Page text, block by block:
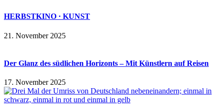
HERBSTKINO · KUNST
21. November 2025
Der Glanz des südlichen Horizonts – Mit Künstlern auf Reisen
17. November 2025